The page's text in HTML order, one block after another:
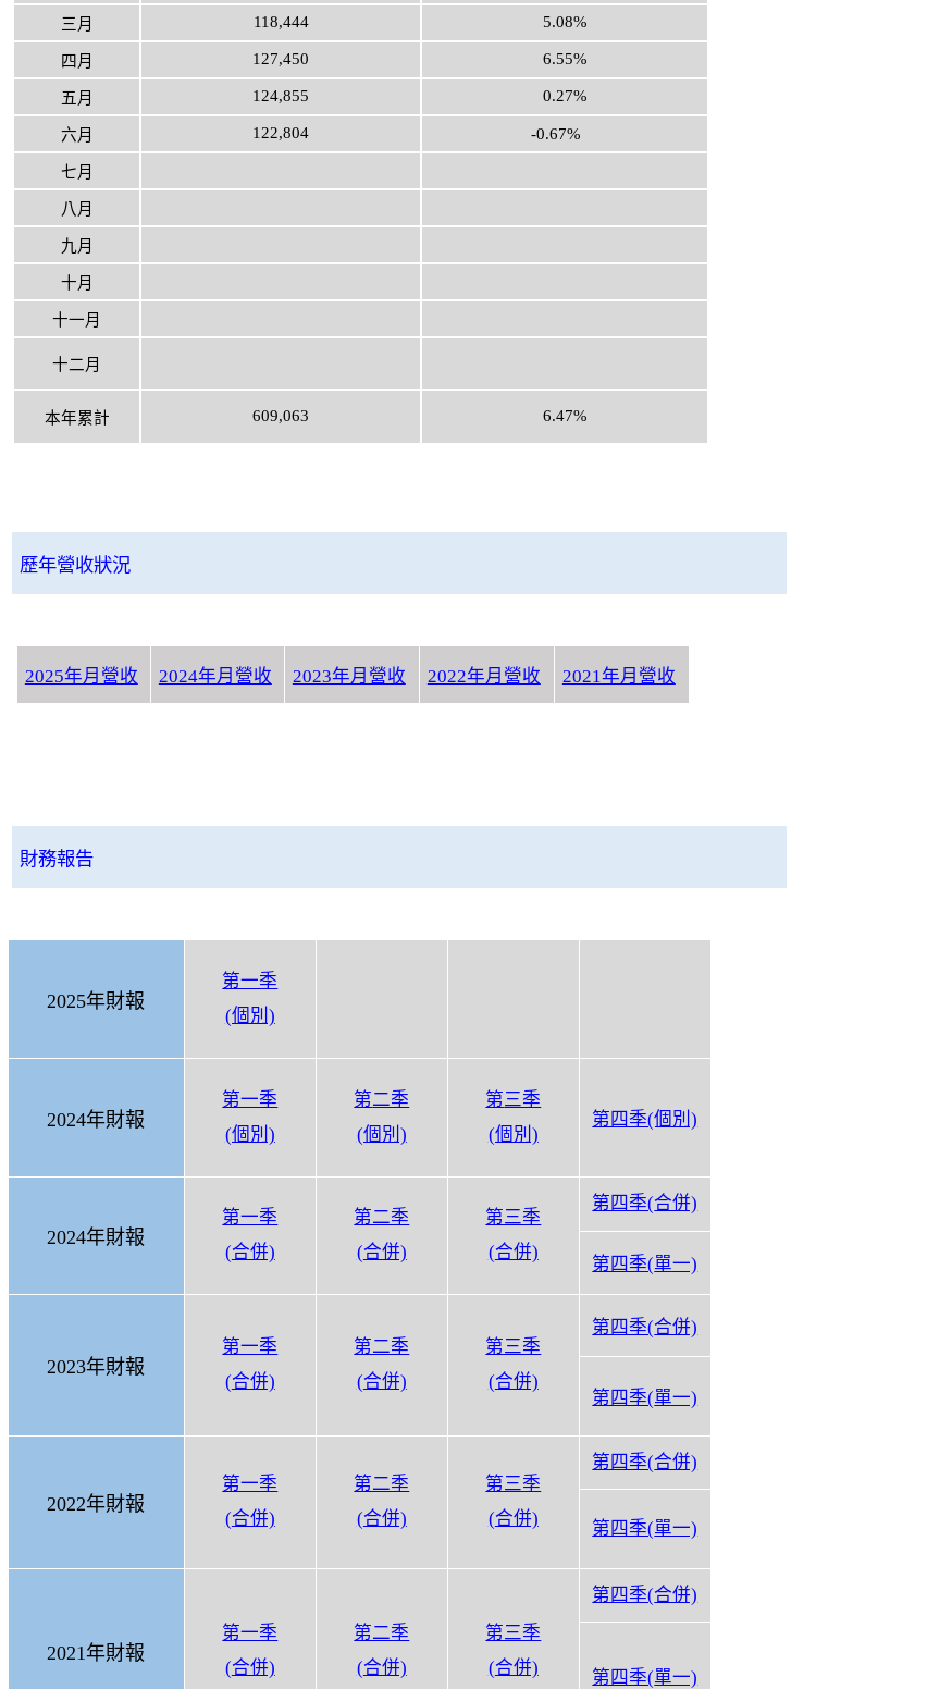
三月 118,444 5.08%
四月 127,450 6.55%
五月 124,855 0.27%
六月 122,804 -0.67%
七月
八月
九月
十月
十一月
十二月
本年累計 609,063 6.47%
歷年營收狀況
2025年月營收 2024年月營收 2023年月營收 2022年月營收 2021年月營收
財務報告
2025年財報
第一季
(個別)
2024年財報
第一季
(個別)
第二季
(個別)
第三季
(個別)
第四季(個別)
2024年財報
第一季
(合併)
第二季
(合併)
第三季
(合併)
第四季(合併)
第四季(單一)
2023年財報
第一季
(合併)
第二季
(合併)
第三季
(合併)
第四季(合併)
第四季(單一)
2022年財報
第一季
(合併)
第二季
(合併)
第三季
(合併)
第四季(合併)
第四季(單一)
2021年財報
第一季
(合併)
第二季
(合併)
第三季
(合併)
第四季(合併)
第四季(單一)